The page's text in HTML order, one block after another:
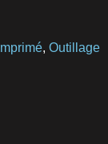
Outillage